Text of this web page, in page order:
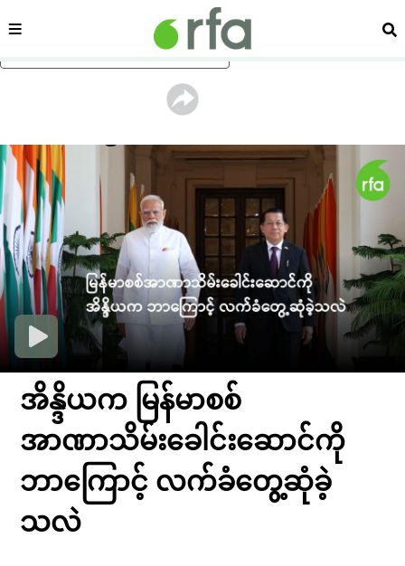
ပင်မအကြောင်းအရာသို့ ကျော်ရန်
ကဏ္ဍ ရှာ
အိန္ဒိယက မြန်မာစစ်
အာဏာသိမ်းခေါင်းဆောင်ကို
ဘာကြောင့် လက်ခံတွေ့ဆုံခဲ့
သလဲ